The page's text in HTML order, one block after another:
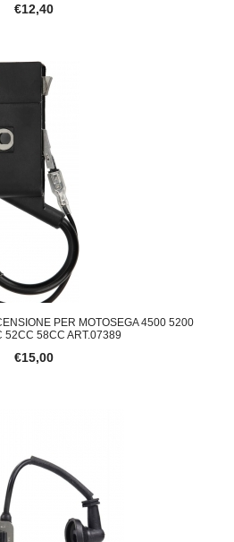
€12,40
PER MOTOSEGA 4500 5200
52CC 58CC ART.07389
€15,00